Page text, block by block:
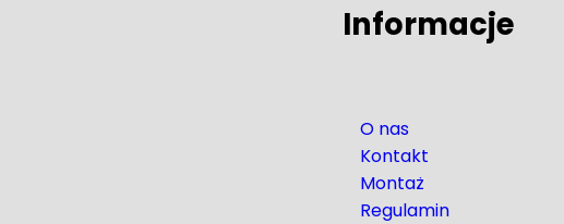
Informacje
O nas
Kontakt
Montaż
Regulamin